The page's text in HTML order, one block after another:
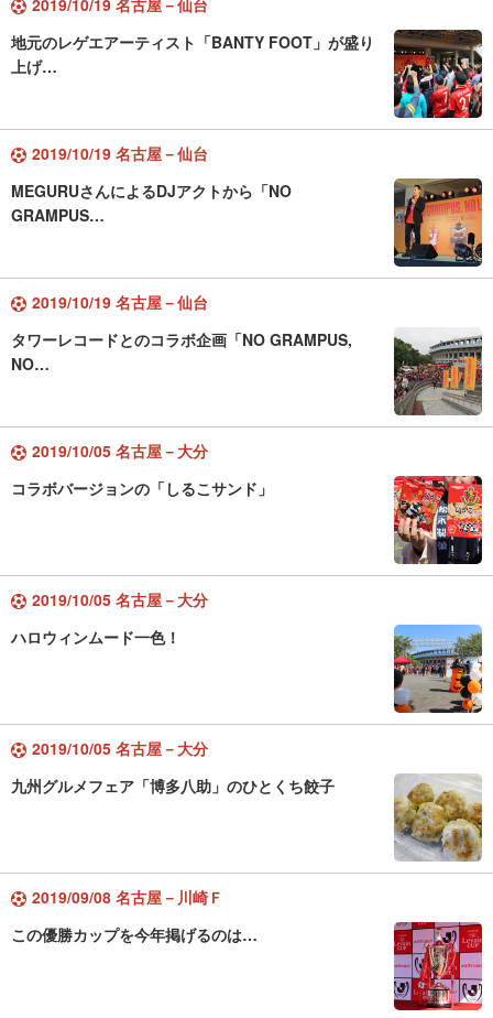
2019/10/19 名古屋－仙台
地元のレゲエアーティスト「BANTY FOOT」が盛り
上げ…
2019/10/19 名古屋－仙台
MEGURUさんによるDJアクトから「NO
GRAMPUS…
2019/10/19 名古屋－仙台
タワーレコードとのコラボ企画「NO GRAMPUS,
NO…
2019/10/05 名古屋－大分
コラボバージョンの「しるこサンド」
2019/10/05 名古屋－大分
ハロウィンムード一色！
2019/10/05 名古屋－大分
九州グルメフェア「博多八助」のひとくち餃子
2019/09/08 名古屋－川崎Ｆ
この優勝カップを今年掲げるのは…